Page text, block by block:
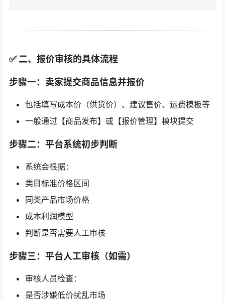
✅ 二、报价审核的具体流程
步骤一：卖家提交商品信息并报价
包括填写成本价（供货价）、建议售价、运费模板等
一般通过【商品发布】或【报价管理】模块提交
步骤二：平台系统初步判断
系统会根据：
类目标准价格区间
同类产品市场价格
成本利润模型
判断是否需要人工审核
步骤三：平台人工审核（如需）
审核人员检查：
是否涉嫌低价扰乱市场